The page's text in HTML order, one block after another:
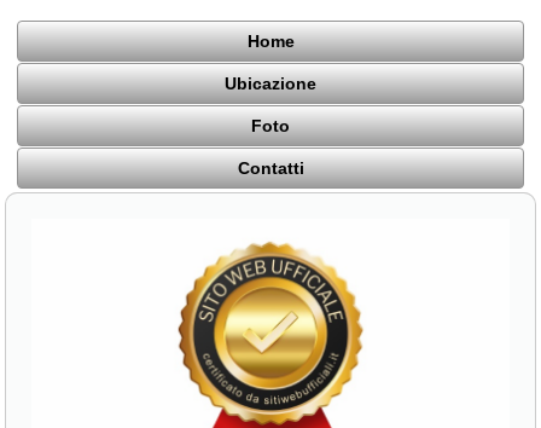
Home
Ubicazione
Foto
Contatti